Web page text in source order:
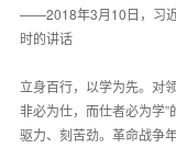
——2018年3月10日，习近
时的讲话
立身百行，以学为先。对
非必为仕，而仕者必为学
驱力、刻苦劲。革命战争